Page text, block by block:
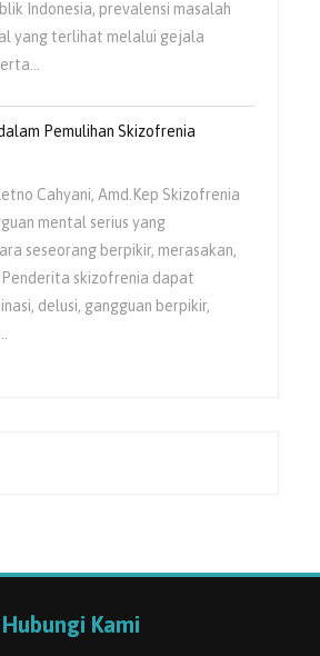
Indonesia, prevalensi masalah
yang terlihat melalui gejala
Pemulihan Skizofrenia
Cahyani, Amd.Kep Skizofrenia
mental serius yang
seseorang berpikir, merasakan,
skizofrenia dapat
delusi, gangguan berpikir,
Hubungi Kami